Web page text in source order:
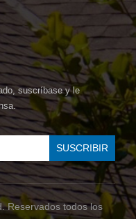
suscríbase y le
Reservados todos los